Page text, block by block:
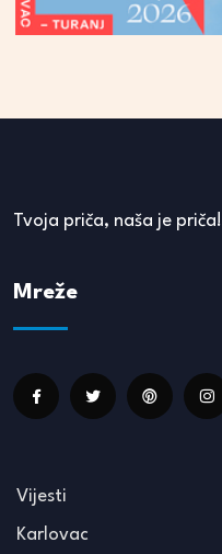
Tvoja priča, naša je priča!
Mreže
Vijesti
Karlovac